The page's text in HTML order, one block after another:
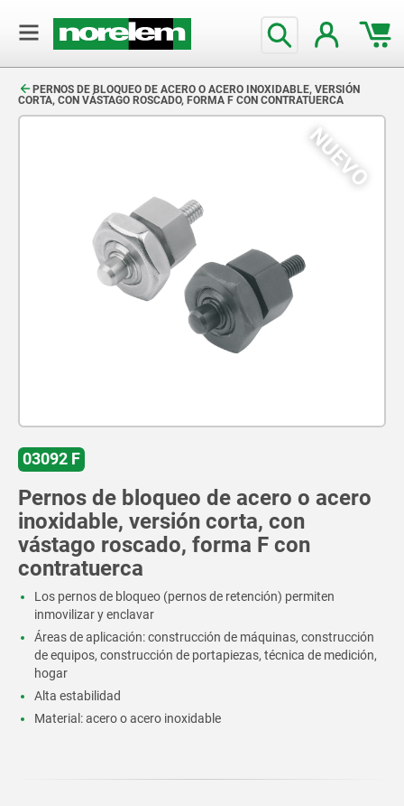
PERNOS DE BLOQUEO DE ACERO O ACERO INOXIDABLE, VERSIÓN
CORTA, CON VÁSTAGO ROSCADO, FORMA F CON CONTRATUERCA
NUEVO
03092 F
Pernos de bloqueo de acero o acero
inoxidable, versión corta, con
vástago roscado, forma F con
contratuerca
Los pernos de bloqueo (pernos de retención) permiten
inmovilizar y enclavar
Áreas de aplicación: construcción de máquinas, construcción
de equipos, construcción de portapiezas, técnica de medición,
hogar
Alta estabilidad
Material: acero o acero inoxidable